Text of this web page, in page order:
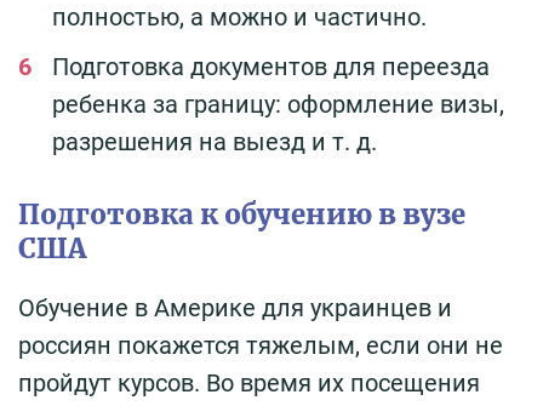
полностью, а можно и частично.
Подготовка документов для переезда
ребенка за границу: оформление визы,
разрешения на выезд и т. д.
Подготовка к обучению в вузе
США
Обучение в Америке для украинцев и
россиян покажется тяжелым, если они не
пройдут курсов. Во время их посещения